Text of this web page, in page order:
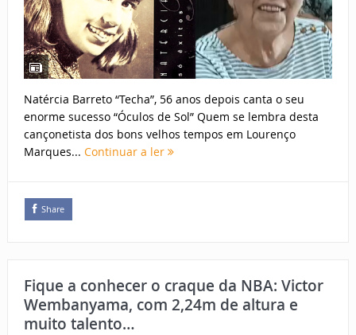
Natércia Barreto “Techa”, 56 anos depois canta o seu
enorme sucesso “Óculos de Sol” Quem se lembra desta
cançonetista dos bons velhos tempos em Lourenço
Marques... Continuar a ler
Share
Fique a conhecer o craque da NBA: Victor
Wembanyama, com 2,24m de altura e
muito talento…